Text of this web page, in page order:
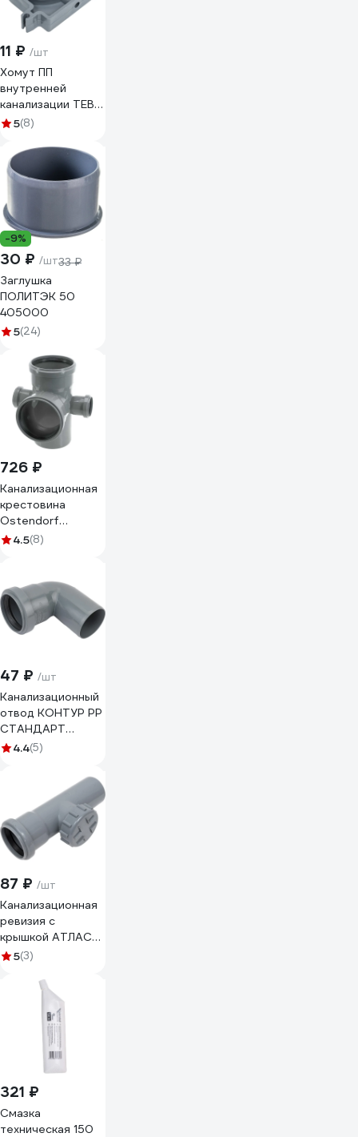
11 ₽ /шт
Хомут ПП
внутренней
канализации TEBO
50 с защелкой
5(8)
-9%
30 ₽ /шт33 ₽
Заглушка
ПОЛИТЭК 50
405000
5(24)
726 ₽
Канализационная
крестовина
Ostendorf
пятерник 87
115970
4.5(8)
47 ₽ /шт
Канализационный
отвод КОНТУР РР
СТАНДАРТ
D50x90
4.4(5)
87 ₽ /шт
Канализационная
ревизия с
крышкой АТЛАС
ПЛАСТ DN 50
5(3)
321 ₽
Смазка
техническая 150